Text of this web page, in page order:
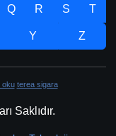
Q R S T
Y Z
oku terea sigara
Saklıdır.